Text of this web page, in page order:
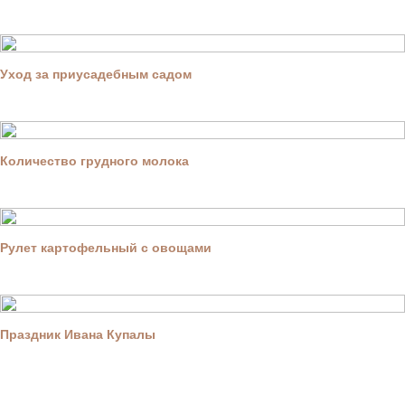
Уход за приусадебным садом
Количество грудного молока
Рулет картофельный с овощами
Праздник Ивана Купалы